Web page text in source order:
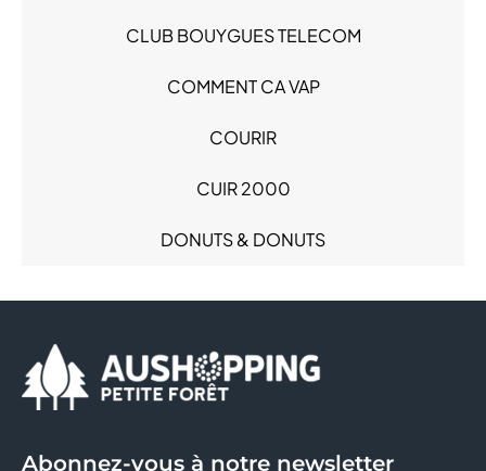
CLUB BOUYGUES TELECOM
COMMENT CA VAP
COURIR
CUIR 2000
DONUTS & DONUTS
FRANCK PROVOST
Mode Homme (3)
Produits alimentaires (3)
Sacs & Bagages (1)
Services (7)
Sport (1)
Abonnez-vous à notre newsletter